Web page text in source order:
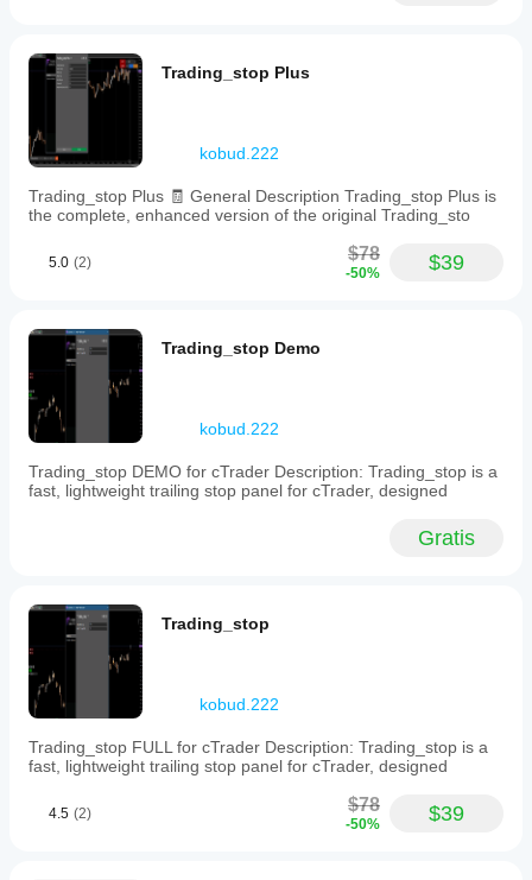
📢 Visualizza altri bot e indicatori di
🔗 Visualizza la collezione
completa:
https://ctrader.com/algos/users/kobud.222/
www.youtube.com/@Robi22-22
📩 Domande? Suggerimenti? Sconti?
Contatto disponibile nel mio profilo: robikobud
https://youtu.be/tfz60_L237w
the
active
symbol,
automatically
stop
loss
levels
as
the
moves
losses
only
in
profit
direction
never
retract.
original
static
panel
live
repositioning
and
scaling
for
multi-
setups.
Trading_stop Plus
kobud.222
Trading_stop Plus 🧾 General Description Trading_stop Plus is
the complete, enhanced version of the original Trading_sto
5.0 (2) $78
-50% $39
Trading_stop Demo
kobud.222
Trading_stop DEMO for cTrader Description: Trading_stop is a
fast, lightweight trailing stop panel for cTrader, designed
Gratis
Trading_stop
kobud.222
Trading_stop FULL for cTrader Description: Trading_stop is a
fast, lightweight trailing stop panel for cTrader, designed
4.5 (2) $78
-50% $39